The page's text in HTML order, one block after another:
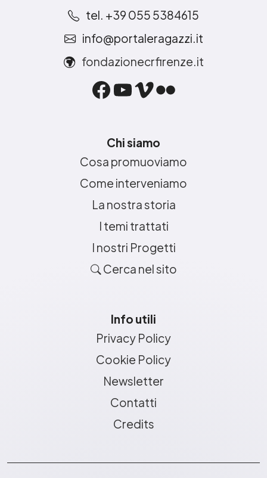
tel. +39 055 5384615
info@portaleragazzi.it
fondazionecrfirenze.it
Facebook
YouTube
Vimeo
Flickr
Chi siamo
Cosa promuoviamo
Come interveniamo
La nostra storia
I temi trattati
I nostri Progetti
Cerca nel sito
Info utili
Privacy Policy
Cookie Policy
Newsletter
Contatti
Credits